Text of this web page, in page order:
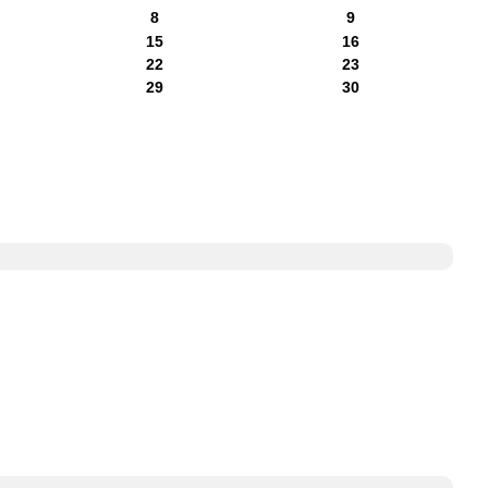
8
9
15
16
22
23
29
30